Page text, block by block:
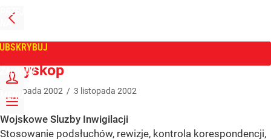
PRZEJDŹ
NA
GŁÓWNĄ
ZALOGUJ
MENU
Tygodnik Wprost
Peryskop
3 listopada 2002 / 3 listopada 2002
Wojskowe Sluzby Inwigilacji
Stosowanie podsłuchów, rewizje, kontrola korespondencji,